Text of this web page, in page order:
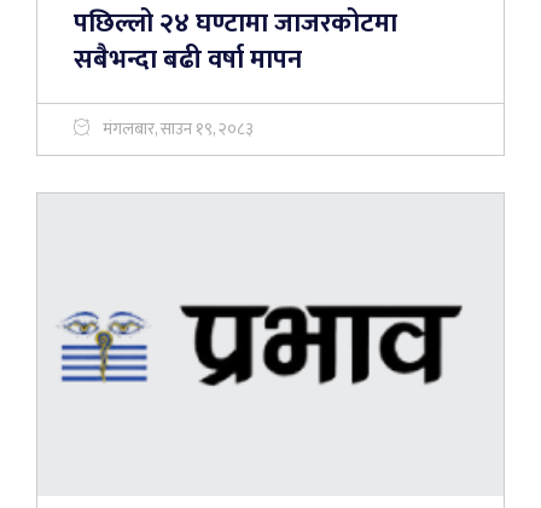
पछिल्लो २४ घण्टामा जाजरकोटमा
सबैभन्दा बढी वर्षा मापन
मंगलबार, साउन १९, २०८३